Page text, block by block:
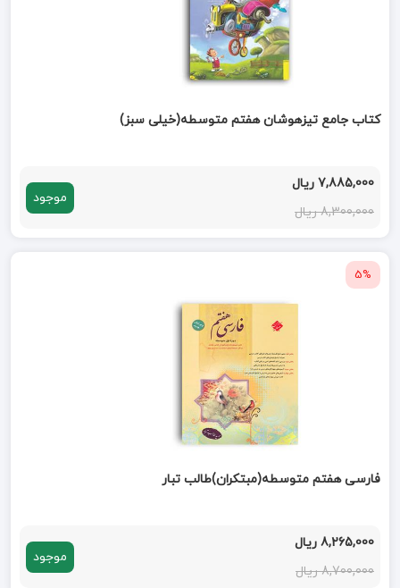
کتاب جامع تیزهوشان هفتم متوسطه(خیلی سبز)
7,885,000 ریال
8,300,000 ریال
موجود
5%
فارسی هفتم متوسطه(مبتکران)طالب تبار
8,265,000 ریال
8,700,000 ریال
موجود